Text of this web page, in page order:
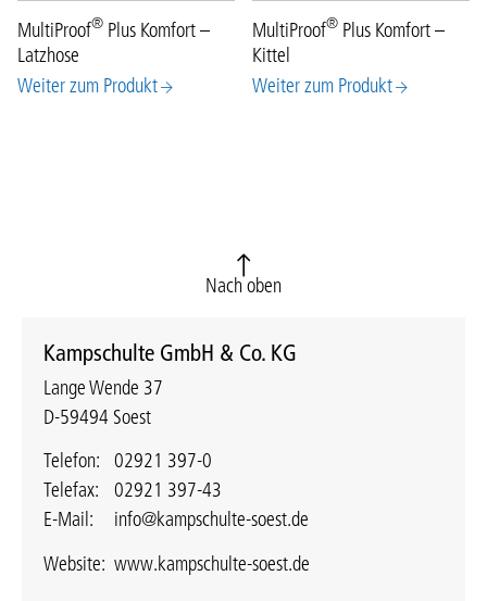
MultiProof® Plus Komfort –
Latzhose
Weiter zum Produkt
MultiProof® Plus Komfort –
Kittel
Weiter zum Produkt
Nach oben
Kampschulte GmbH & Co. KG
Lange Wende 37
D-59494 Soest
Telefon:
02921 397-0
Telefax:
02921 397-43
E-Mail:
info@kampschulte-soest.de
Website: www.kampschulte-soest.de